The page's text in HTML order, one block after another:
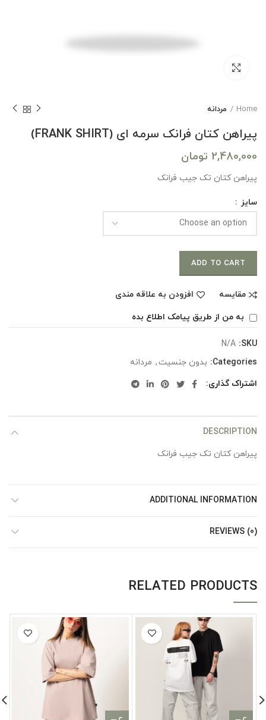
Home مردانه
پیراهن کتان فرانک سرمه ای (FRANK SHIRT)
2,480,000 تومان
پیراهن کتان تک جیب فرانک
سایز
ADD TO CART
مقایسه
افزودن به علاقه مندی
به من از طریق پیامک اطلاع بده
SKU:
N/A
Categories: بدون جنسیت , مردانه
اشتراک گذاری
DESCRIPTION
پیراهن کتان تک جیب فرانک
ADDITIONAL INFORMATION
REVIEWS (0)
RELATED PRODUCTS